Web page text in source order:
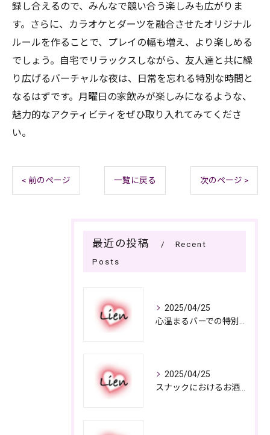
録し合えるので、みんなで競い合う楽しみも広がりま
す。さらに、カラオケとダーツを融合させたオリジナル
ルールを作ることで、プレイの幅も増え、より楽しめる
でしょう。自宅でリラックスしながら、友人達と共に繰
り広げるバーチャルな夜は、日常を忘れる特別な時間と
なるはずです。月曜日の家飲みが楽しみになるような、
魅力的なアクティビティをぜひ取り入れてみてくださ
い。
< 前のページ 一覧に戻る 次のページ >
最近の投稿
Recent
Posts
2025/04/25
2025/04/25